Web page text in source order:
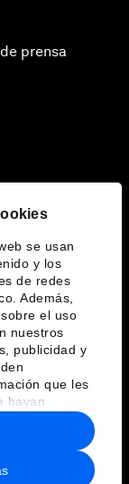
se usan
y los
de redes
Además,
el uso
nuestros
publicidad y
que les
hayan
haya
prensa
de uso